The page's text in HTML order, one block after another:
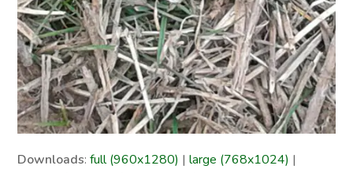
Downloads:full (960x1280) |large (768x1024) |